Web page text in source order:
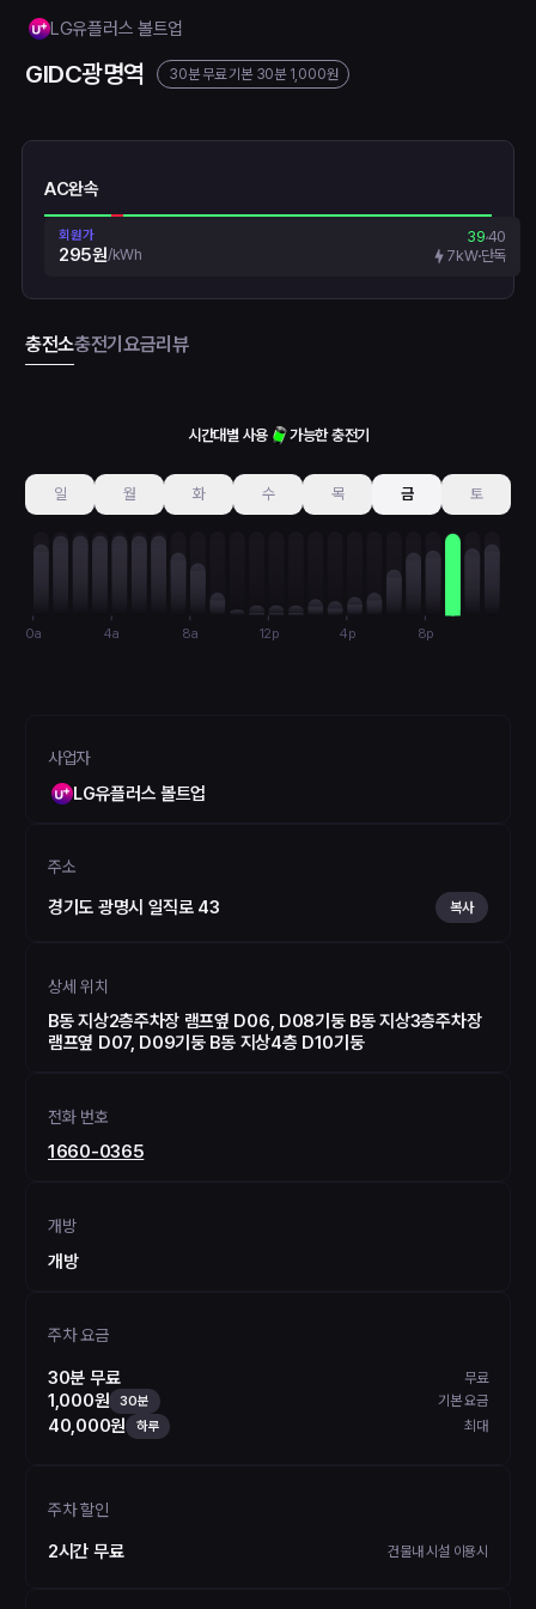
LG유플러스 볼트업
GIDC광명역 30분 무료기본 30분 1,000원
AC완속
회원가
295원/kWh
3940
7kW단독
충전소충전기요금리뷰
시간대별 사용 가능한 충전기
일 월 화 수 목 금 토
0a 4a 8a 12p 4p 8p
사업자
LG유플러스 볼트업
주소
경기도 광명시 일직로 43 복사
상세 위치
B동 지상2층주차장 램프옆 D06, D08기둥 B동 지상3층주차장
램프옆 D07, D09기둥 B동 지상4층 D10기둥
전화 번호
1660-0365
개방
개방
주차 요금
30분 무료 무료
1,000원 30분 기본 요금
40,000원 하루 최대
주차 할인
2시간 무료 건물내 시설 이용시